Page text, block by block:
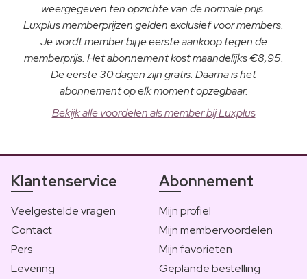
weergegeven ten opzichte van de normale prijs.
Luxplus memberprijzen gelden exclusief voor members.
Je wordt member bij je eerste aankoop tegen de
memberprijs. Het abonnement kost maandelijks €8,95.
De eerste 30 dagen zijn gratis. Daarna is het
abonnement op elk moment opzegbaar.
Bekijk alle voordelen als member bij Luxplus
Klantenservice
Veelgestelde vragen
Contact
Pers
Levering
Abonnement
Mijn profiel
Mijn membervoordelen
Mijn favorieten
Geplande bestelling